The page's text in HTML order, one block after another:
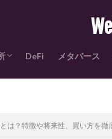
DeFi メタバース
は？特徴や将来性、買い方を徹